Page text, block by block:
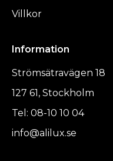
Villkor
Information
Strömsätravägen 18
127 61, Stockholm
Tel: 08-10 10 04
info@alilux.se